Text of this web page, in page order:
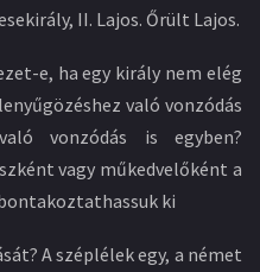
II. Lajos. Őrült Lajos.
e, ha egy király nem elég
való vonzódás
vonzódás is egyben?
vagy műkedvelőként a
ki
A széplélek egy, a német